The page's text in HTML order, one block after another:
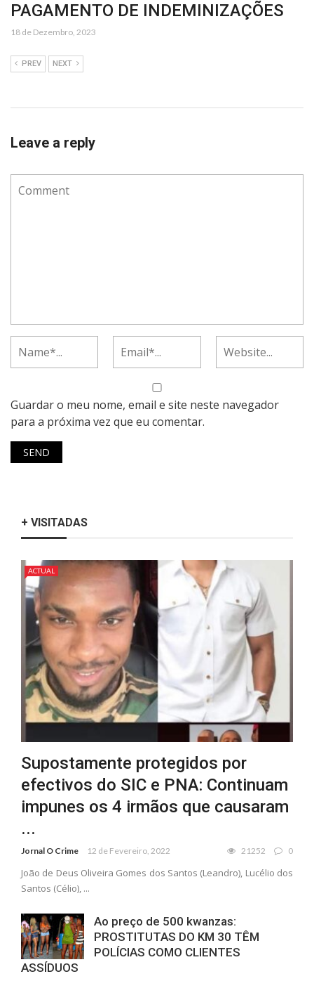
PAGAMENTO DE INDEMINIZAÇÕES
18 de Dezembro, 2023
PREV NEXT
Leave a reply
Guardar o meu nome, email e site neste navegador
para a próxima vez que eu comentar.
+ VISITADAS
ACTUAL
Supostamente protegidos por
efectivos do SIC e PNA: Continuam
impunes os 4 irmãos que causaram
...
Jornal O Crime 12 de Fevereiro, 2022 21252 0
João de Deus Oliveira Gomes dos Santos (Leandro), Lucélio dos
Santos (Célio), ...
Ao preço de 500 kwanzas:
PROSTITUTAS DO KM 30 TÊM
POLÍCIAS COMO CLIENTES
ASSÍDUOS